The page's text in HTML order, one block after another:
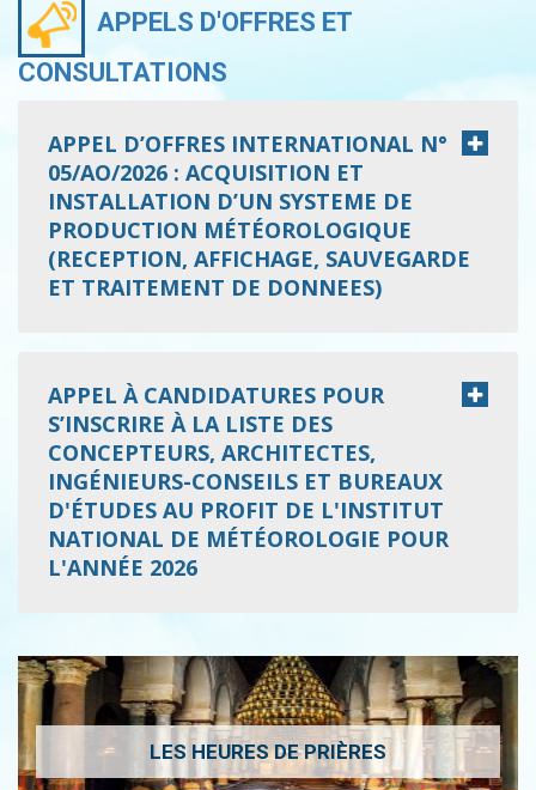
APPELS D'OFFRES ET
CONSULTATIONS
APPEL D’OFFRES INTERNATIONAL N°
05/AO/2026 : ACQUISITION ET
INSTALLATION D’UN SYSTEME DE
PRODUCTION MÉTÉOROLOGIQUE
(RECEPTION, AFFICHAGE, SAUVEGARDE
ET TRAITEMENT DE DONNEES)
APPEL À CANDIDATURES POUR
S’INSCRIRE À LA LISTE DES
CONCEPTEURS, ARCHITECTES,
INGÉNIEURS-CONSEILS ET BUREAUX
D'ÉTUDES AU PROFIT DE L'INSTITUT
NATIONAL DE MÉTÉOROLOGIE POUR
L'ANNÉE 2026
LES HEURES DE PRIÈRES